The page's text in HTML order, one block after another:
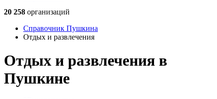
20 258 организаций
Справочник Пушкина
Отдых и развлечения
Отдых и развлечения в
Пушкине